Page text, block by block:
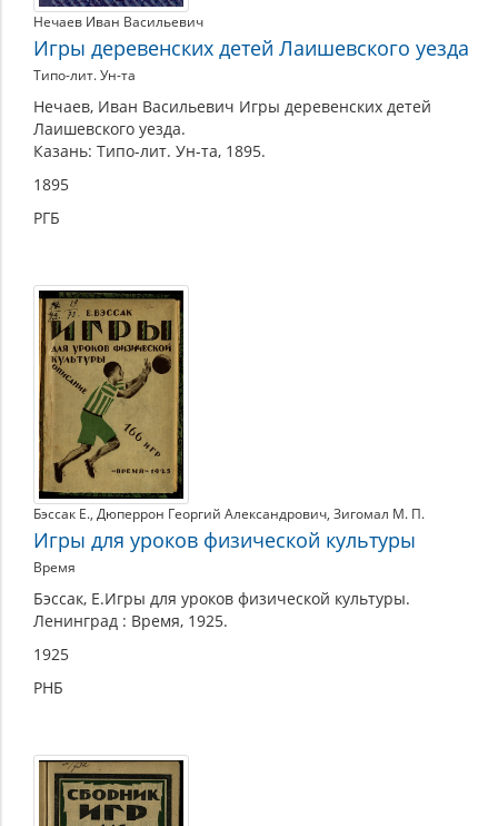
Нечаев Иван Васильевич
Игры деревенских детей Лаишевского уезда
Типо-лит. Ун-та
Нечаев, Иван Васильевич Игры деревенских детей
Лаишевского уезда.
Казань: Типо-лит. Ун-та, 1895.
1895
РГБ
Бэссак Е., Дюперрон Георгий Александрович, Зигомал М. П.
Игры для уроков физической культуры
Время
Бэссак, Е.Игры для уроков физической культуры.
Ленинград : Время, 1925.
1925
РНБ